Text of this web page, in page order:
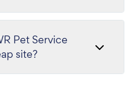
Pet Service
site?